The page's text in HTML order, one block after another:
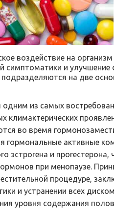
воздействие на
симптоматики и улучшение
на две
из самых
климактерических
во время
гормональные активные
и прогестерона,
при менопаузе.
процедуре,
и устранении всех
уровня содержания